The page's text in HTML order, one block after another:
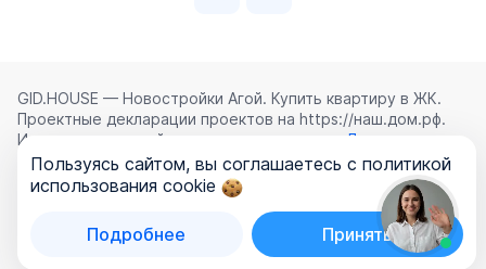
GID.HOUSE — Новостройки Агой. Купить квартиру в ЖК.
Проектные декларации проектов на https://наш.дом.рф.
Использование сайта означает согласие с
Лицензионным
соглашением ,Политикой конфиденциальностии
Политикой обработки персональных данных
ООО «ГИД.ХАУЗ»
Пользуясь сайтом, вы соглашаетесь с политикой
использования cookie
Подробнее Принять